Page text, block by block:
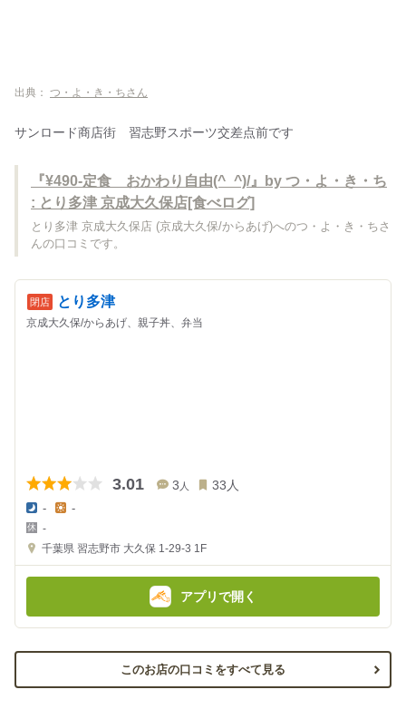
出典： つ・よ・き・ちさん
サンロード商店街 習志野スポーツ交差点前です
『¥490-定食 おかわり自由(^_^)/』by つ・よ・き・ち
: とり多津 京成大久保店[食べログ]
とり多津 京成大久保店 (京成大久保/からあげ)へのつ・よ・き・ちさ
んの口コミです。
とり多津
京成大久保/からあげ、親子丼、弁当
3.01 3 人 33 人
夜
の
金
-
金
額
-
-
千葉県 習志野市 大久保 1-29-3 1F
アプリで開く
このお店の口コミをすべて見る